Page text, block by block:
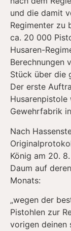
und die damit
Regimenter zu
ca. 20 000
Husaren-
Berechnungen
Stück über die
Der erste
Husarenpistole
Gewehrfabrik
Nach
König am 20.
Daum auf
Monats:
„wegen der
Pistohlen zur
vorigen deinen